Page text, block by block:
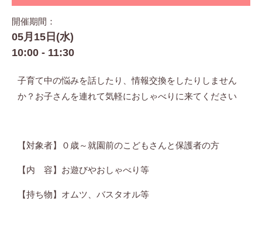
開催期間：
05月15日(水)
10:00 - 11:30
子育て中の悩みを話したり、情報交換をしたりしません
か？お子さんを連れて気軽におしゃべりに来てください
【対象者】０歳～就園前のこどもさんと保護者の方
【内 容】お遊びやおしゃべり等
【持ち物】オムツ、バスタオル等